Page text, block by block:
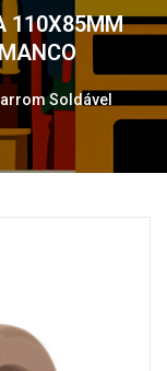
110X85MM
Soldável